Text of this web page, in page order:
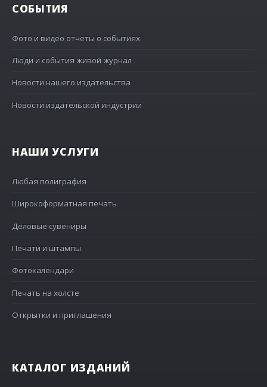
СОБЫТИЯ
Фото и видео отчеты о событиях
Люди и события живой журнал
Новости нашего издательства
Новости издательской индустрии
НАШИ УСЛУГИ
Любая полиграфия
Широкоформатная печать
Деловые сувениры
Печати и штампы
Фотокалендари
Печать на холсте
Открытки и приглашения
КАТАЛОГ ИЗДАНИЙ